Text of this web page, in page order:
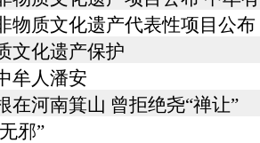
物质文化遗产代表性项目公布
文化遗产保护
牟人潘安
在河南箕山 曾拒绝尧“禅让”
邪”